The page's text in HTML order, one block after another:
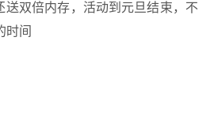
送双倍内存，活动到元旦结束，不
时间